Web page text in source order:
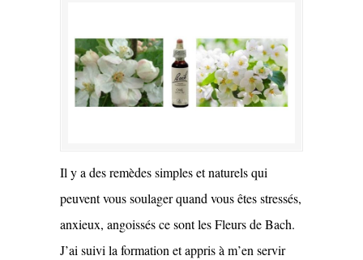
Il y a des remèdes simples et naturels qui
peuvent vous soulager quand vous êtes stressés,
anxieux, angoissés ce sont les Fleurs de Bach.
J’ai suivi la formation et appris à m’en servir